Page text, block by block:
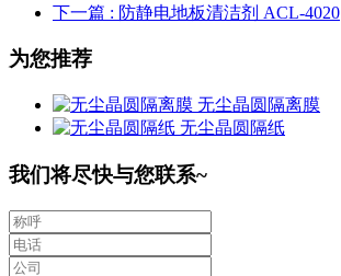
下一篇 : 防静电地板清洁剂 ACL-4020
为您推荐
无尘晶圆隔离膜
无尘晶圆隔纸
我们将尽快与您联系~